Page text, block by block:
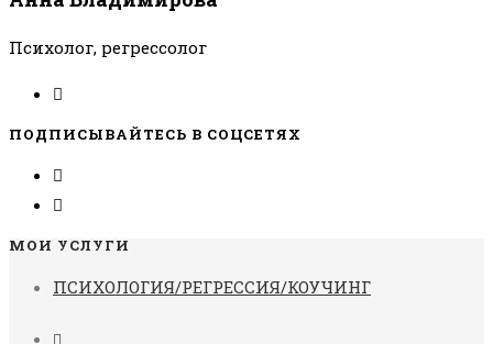
Психолог, регрессолог
ПОДПИСЫВАЙТЕСЬ В СОЦСЕТЯХ
МОИ УСЛУГИ
ПСИХОЛОГИЯ/РЕГРЕССИЯ/КОУЧИНГ